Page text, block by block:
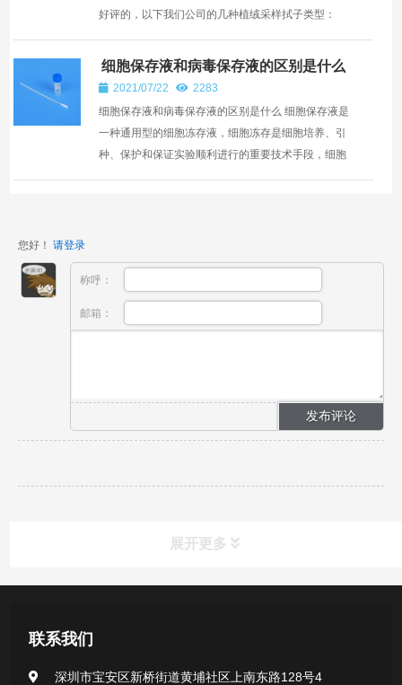
好评的，以下我们公司的几种植绒采样拭子类型：
者咽喉内感染...
细胞保存液和病毒保存液的区别是什么
2021/07/22
2283
细胞保存液和病毒保存液的区别是什么 细胞保存液是
一种通用型的细胞冻存液，细胞冻存是细胞培养、引
种、保护和保证实验顺利进行的重要技术手段，细胞
您好！ 请登录
称呼：
邮箱：
展开更多
联系我们
深圳市宝安区新桥街道黄埔社区上南东路128号4